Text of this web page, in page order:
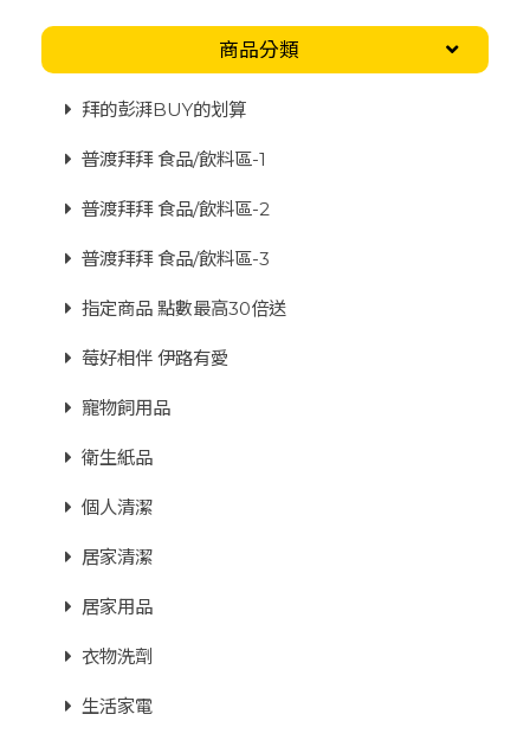
商品分類
拜的彭湃BUY的划算
普渡拜拜 食品/飲料區-1
普渡拜拜 食品/飲料區-2
普渡拜拜 食品/飲料區-3
指定商品 點數最高30倍送
莓好相伴 伊路有愛
寵物飼用品
衛生紙品
個人清潔
居家清潔
居家用品
衣物洗劑
生活家電